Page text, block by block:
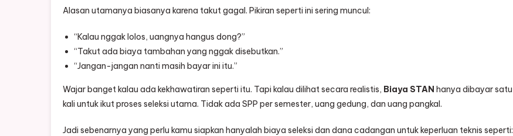
Alasan utamanya biasanya karena takut gagal. Pikiran seperti ini sering muncul:
“Kalau nggak lolos, uangnya hangus dong?”
“Takut ada biaya tambahan yang nggak disebutkan.”
“Jangan-jangan nanti masih bayar ini itu.”
Wajar banget kalau ada kekhawatiran seperti itu. Tapi kalau dilihat secara realistis, Biaya STAN hanya dibayar satu
kali untuk ikut proses seleksi utama. Tidak ada SPP per semester, uang gedung, dan uang pangkal.
Jadi sebenarnya yang perlu kamu siapkan hanyalah biaya seleksi dan dana cadangan untuk keperluan teknis seperti: